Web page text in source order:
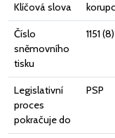
Klíčová slova
Číslo
sněmovního
tisku
1151 (8)
Legislativní
proces
pokračuje do
PSP